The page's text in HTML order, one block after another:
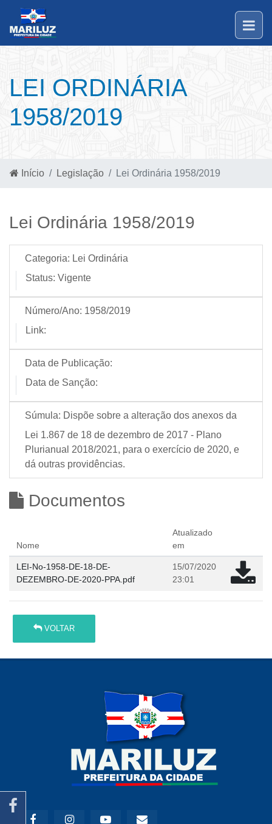
LEI ORDINÁRIA
1958/2019
Início Legislação Lei Ordinária 1958/2019
Lei Ordinária 1958/2019
Categoria: Lei Ordinária
Status: Vigente
Número/Ano: 1958/2019
Link:
Data de Publicação:
Data de Sanção:
Súmula: Dispõe sobre a alteração dos anexos da
Lei 1.867 de 18 de dezembro de 2017 - Plano
Plurianual 2018/2021, para o exercício de 2020, e
dá outras providências.
Documentos
Nome
Atualizado
em
LEI-No-1958-DE-18-DE-
DEZEMBRO-DE-2020-PPA.pdf
15/07/2020
23:01
VOLTAR